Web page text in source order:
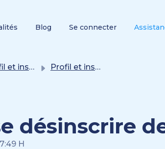
Blog Se connecter
inscription Profil et inscription
désinscrire
H